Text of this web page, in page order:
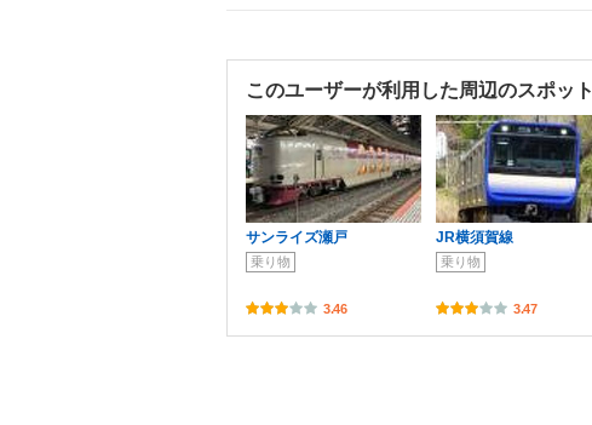
このユーザーが利用した周辺のスポット
サンライズ瀬戸
乗り物
3.46
JR横須賀線
乗り物
3.47